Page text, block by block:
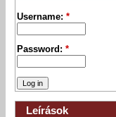
Username:*
Password:*
Leírások